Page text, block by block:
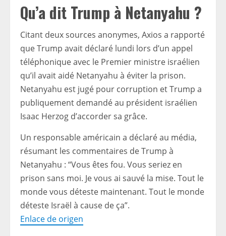
Qu’a dit Trump à Netanyahu ?
Citant deux sources anonymes, Axios a rapporté
que Trump avait déclaré lundi lors d’un appel
téléphonique avec le Premier ministre israélien
qu’il avait aidé Netanyahu à éviter la prison.
Netanyahu est jugé pour corruption et Trump a
publiquement demandé au président israélien
Isaac Herzog d’accorder sa grâce.
Un responsable américain a déclaré au média,
résumant les commentaires de Trump à
Netanyahu : “Vous êtes fou. Vous seriez en
prison sans moi. Je vous ai sauvé la mise. Tout le
monde vous déteste maintenant. Tout le monde
déteste Israël à cause de ça”.
Enlace de origen